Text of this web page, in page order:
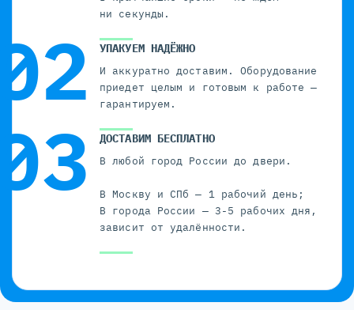
ни секунды.
УПАКУЕМ НАДЁЖНО
И аккуратно доставим. Оборудование
приедет целым и готовым к работе —
гарантируем.
ДОСТАВИМ БЕСПЛАТНО
В любой город России до двери.
В Москву и СПб — 1 рабочий день;
В города России — 3-5 рабочих дня,
зависит от удалённости.